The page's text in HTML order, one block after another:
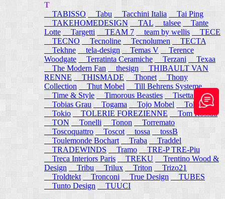
T
TABISSO
Tabu Tacchini Italia
Tai Ping
TAKEHOMEDESIGN
TAL talsee
Tante
Lotte
Targetti TEAM 7 team by wellis
TECE
TECNO
Tecnoline Tecnolumen
TECTA
Tekhne
tela-design Temas V
Terence
Woodgate
Terratinta Ceramiche Terzani
Texaa
The Modern Fan
thesign
THIBAULT VAN
RENNE
THISMADE Thonet
Thony
Collection
Thut Mobel
Till Behrens Systeme
Time & Style
Timorous Beasties
Tisettanta
Tobias Grau
Togama Tojo Mobel
Token
Tokio
TOLERIE FOREZIENNE
Tom Rossau
TON
Tonelli Tonon
Torremato
Toscoquattro
Toscot tossa
tossB
Toulemonde Bochart
Traba
Traddel
TRADEWINDS
Tramo
TRE-P TRE-Piu
Treca Interiors Paris
TREKU
Trentino Wood &
Design
Tribu Trilux Triton
Trizo21
Troldtekt Tronconi True Design
TUBES
Tunto Design
TUUCI